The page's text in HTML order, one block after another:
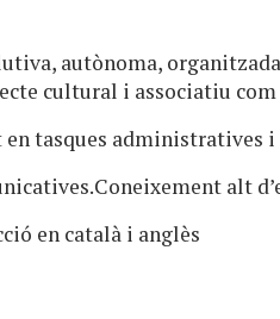
autònoma,
cultural i associatiu
tasques administratives i
alt
en català i anglès